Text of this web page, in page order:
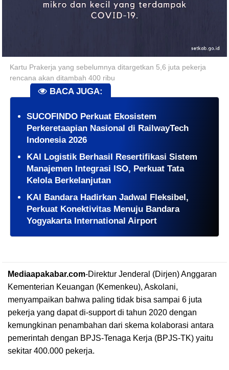
Kartu Prakerja yang sebelumnya ditargetkan 5,6 juta pekerja
rencana akan ditambah 400 ribu
BACA JUGA:
SUCOFINDO Perkuat Ekosistem
Perkeretaapian Nasional di RailwayTech
Indonesia 2026
KAI Logistik Berhasil Resertifikasi Sistem
Manajemen Integrasi ISO, Perkuat Tata
Kelola Berkelanjutan
KAI Bandara Hadirkan Jadwal Fleksibel,
Perkuat Konektivitas Menuju Bandara
Yogyakarta International Airport
Mediaapakabar.com-Direktur Jenderal (Dirjen) Anggaran
Kementerian Keuangan (Kemenkeu), Askolani,
menyampaikan bahwa paling tidak bisa sampai 6 juta
pekerja yang dapat di-support di tahun 2020 dengan
kemungkinan penambahan dari skema kolaborasi antara
pemerintah dengan BPJS-Tenaga Kerja (BPJS-TK) yaitu
sekitar 400.000 pekerja.